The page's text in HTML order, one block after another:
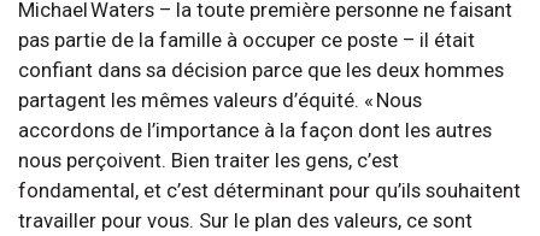
Michael Waters – la toute première personne ne faisant
pas partie de la famille à occuper ce poste – il était
confiant dans sa décision parce que les deux hommes
partagent les mêmes valeurs d’équité. « Nous
accordons de l’importance à la façon dont les autres
nous perçoivent. Bien traiter les gens, c’est
fondamental, et c’est déterminant pour qu’ils souhaitent
travailler pour vous. Sur le plan des valeurs, ce sont